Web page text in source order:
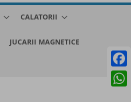
CALATORII
JUCARII MAGNETICE